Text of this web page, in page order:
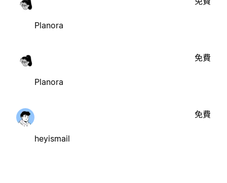
Planora
Planora
免費
heyismail
免費